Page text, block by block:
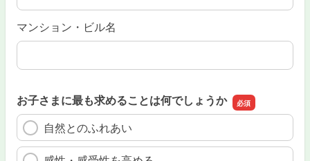
マンション・ビル名
お子さまに最も求めることは何でしょうか
自然とのふれあい